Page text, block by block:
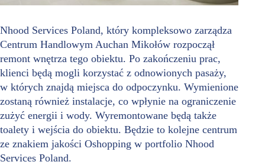
Nhood Services Poland, który kompleksowo zarządza
Centrum Handlowym Auchan Mikołów rozpoczął
remont wnętrza tego obiektu. Po zakończeniu prac,
klienci będą mogli korzystać z odnowionych pasaży,
w których znajdą miejsca do odpoczynku. Wymienione
zostaną również instalacje, co wpłynie na ograniczenie
zużyć energii i wody. Wyremontowane będą także
toalety i wejścia do obiektu. Będzie to kolejne centrum
ze znakiem jakości Oshopping w portfolio Nhood
Services Poland.